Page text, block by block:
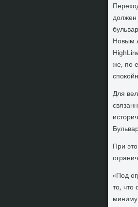
должен
Новым
же, по
Для
При
«Под
то, что